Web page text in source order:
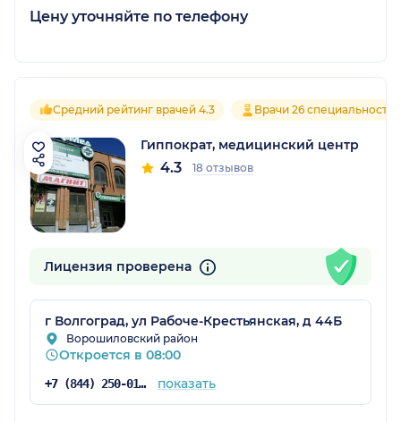
Цену уточняйте по телефону
Средний рейтинг врачей 4.3 Врачи 26 специальностей
Гиппократ, медицинский центр
4.3 18 отзывов
Лицензия проверена
г Волгоград, ул Рабоче-Крестьянская, д 44Б
Ворошиловский район
Откроется в 08:00
+7 (844) 250-01-05 показать